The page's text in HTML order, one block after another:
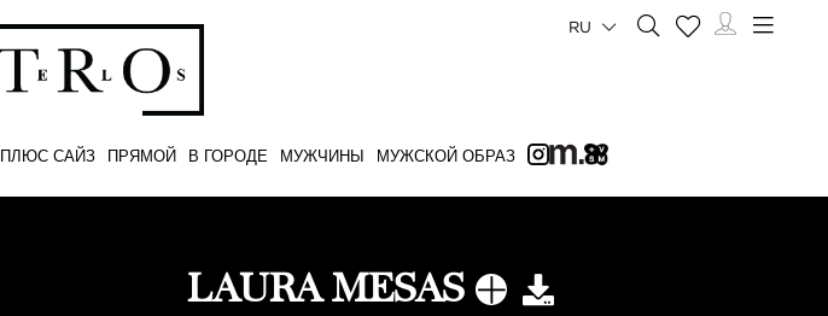
ПЛЮС САЙЗ ПРЯМОЙ В ГОРОДЕ МУЖЧИНЫ МУЖСКОЙ ОБРАЗ
RU
LAURA MESAS